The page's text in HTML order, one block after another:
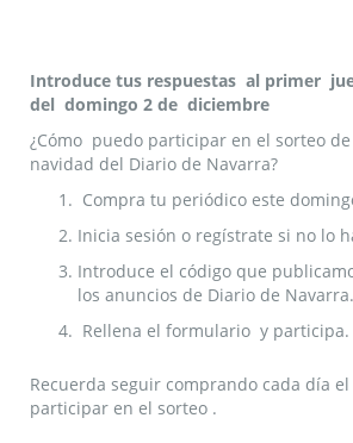
Introduce tus respuestas al primer
del domingo 2 de diciembre
¿Cómo puedo participar en el sorteo
navidad del Diario de Navarra?
Compra tu periódico este
Inicia sesión o regístrate si no lo
Introduce el código que
los anuncios de Diario de Navarra.
Rellena el formulario y participa.
Recuerda seguir comprando cada día
participar en el sorteo .